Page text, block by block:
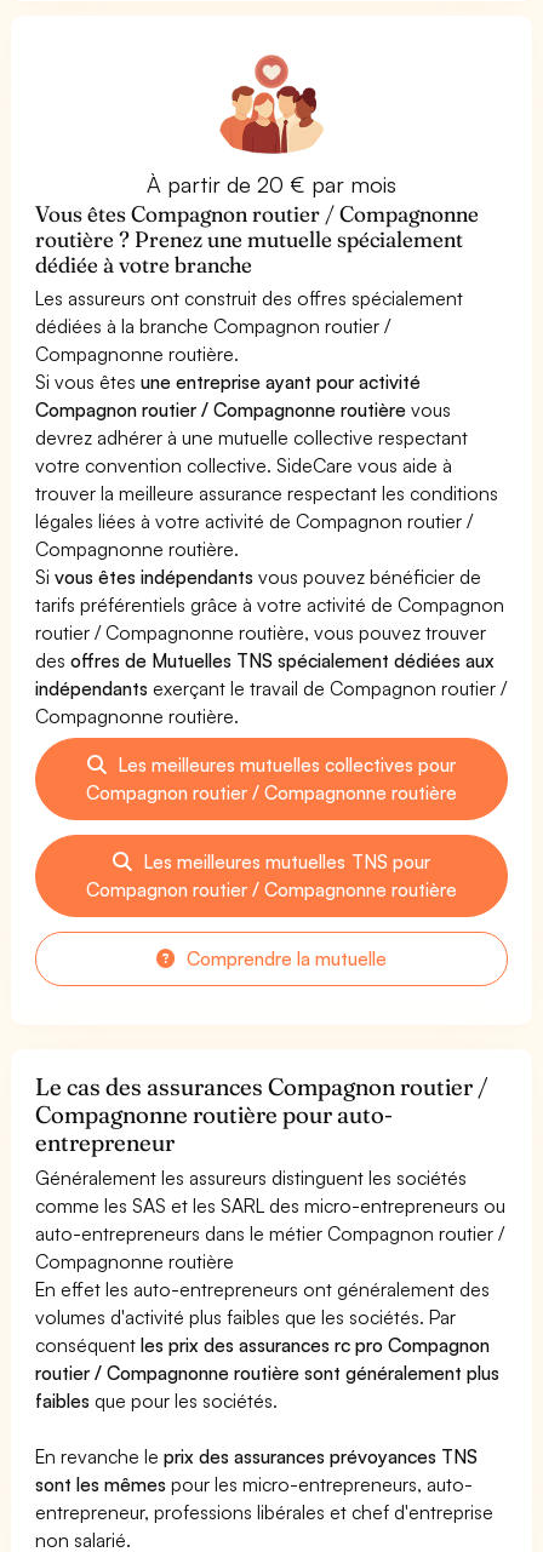
À partir de 20 € par mois
Vous êtes Compagnon routier / Compagnonne
routière ? Prenez une mutuelle spécialement
dédiée à votre branche
Les assureurs ont construit des offres spécialement
dédiées à la branche Compagnon routier /
Compagnonne routière.
Si vous êtesune entreprise ayant pour activité
Compagnon routier / Compagnonne routière vous
devrez adhérer à une mutuelle collective respectant
votre convention collective. SideCare vous aide à
trouver la meilleure assurance respectant les conditions
légales liées à votre activité de Compagnon routier /
Compagnonne routière.
Sivous êtes indépendants vous pouvez bénéficier de
tarifs préférentiels grâce à votre activité de Compagnon
routier / Compagnonne routière, vous pouvez trouver
desoffres de Mutuelles TNS spécialement dédiées aux
indépendants exerçant le travail de Compagnon routier /
Compagnonne routière.
Les meilleures mutuelles collectives pour
Compagnon routier / Compagnonne routière
Les meilleures mutuelles TNS pour
Compagnon routier / Compagnonne routière
Comprendre la mutuelle
Le cas des assurances Compagnon routier /
Compagnonne routière pour auto-
entrepreneur
Généralement les assureurs distinguent les sociétés
comme les SAS et les SARL des micro-entrepreneurs ou
auto-entrepreneurs dans le métier Compagnon routier /
Compagnonne routière
En effet les auto-entrepreneurs ont généralement des
volumes d'activité plus faibles que les sociétés. Par
conséquentles prix des assurances rc pro Compagnon
routier / Compagnonne routière sont généralement plus
faibles que pour les sociétés.
En revanche leprix des assurances prévoyances TNS
sont les mêmes pour les micro-entrepreneurs, auto-
entrepreneur, professions libérales et chef d'entreprise
non salarié.